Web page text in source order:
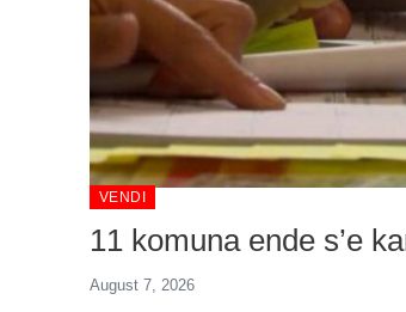
VENDI
11 komuna ende s’e
August 7, 2026